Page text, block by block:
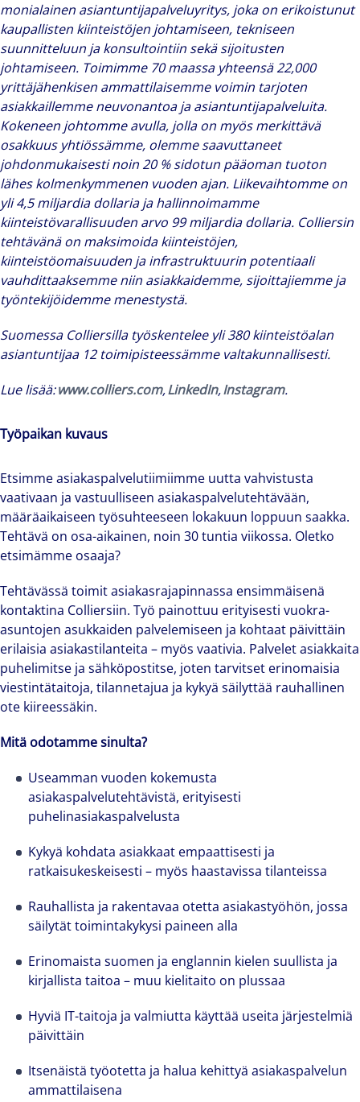
monialainen asiantuntijapalveluyritys, joka on erikoistunut
kaupallisten kiinteistöjen johtamiseen, tekniseen
suunnitteluun ja konsultointiin sekä sijoitusten
johtamiseen. Toimimme 70 maassa yhteensä 22,000
yrittäjähenkisen ammattilaisemme voimin tarjoten
asiakkaillemme neuvonantoa ja asiantuntijapalveluita.
Kokeneen johtomme avulla, jolla on myös merkittävä
osakkuus yhtiössämme, olemme saavuttaneet
johdonmukaisesti noin 20 % sidotun pääoman tuoton
lähes kolmenkymmenen vuoden ajan. Liikevaihtomme on
yli 4,5 miljardia dollaria ja hallinnoimamme
kiinteistövarallisuuden arvo 99 miljardia dollaria. Colliersin
tehtävänä on maksimoida kiinteistöjen,
kiinteistöomaisuuden ja infrastruktuurin potentiaali
vauhdittaaksemme niin asiakkaidemme, sijoittajiemme ja
työntekijöidemme menestystä.
Suomessa Colliersilla työskentelee yli 380 kiinteistöalan
asiantuntijaa 12 toimipisteessämme valtakunnallisesti.
Lue lisää:www.colliers.com,LinkedIn,Instagram.
Työpaikan kuvaus
Etsimme asiakaspalvelutiimiimme uutta vahvistusta
vaativaan ja vastuulliseen asiakaspalvelutehtävään,
määräaikaiseen työsuhteeseen lokakuun loppuun saakka.
Tehtävä on osa-aikainen, noin 30 tuntia viikossa. Oletko
etsimämme osaaja?
Tehtävässä toimit asiakasrajapinnassa ensimmäisenä
kontaktina Colliersiin. Työ painottuu erityisesti vuokra-
asuntojen asukkaiden palvelemiseen ja kohtaat päivittäin
erilaisia asiakastilanteita – myös vaativia. Palvelet asiakkaita
puhelimitse ja sähköpostitse, joten tarvitset erinomaisia
viestintätaitoja, tilannetajua ja kykyä säilyttää rauhallinen
ote kiireessäkin.
Mitä odotamme sinulta?
Useamman vuoden kokemusta
asiakaspalvelutehtävistä, erityisesti
puhelinasiakaspalvelusta
Kykyä kohdata asiakkaat empaattisesti ja
ratkaisukeskeisesti – myös haastavissa tilanteissa
Rauhallista ja rakentavaa otetta asiakastyöhön, jossa
säilytät toimintakykysi paineen alla
Erinomaista suomen ja englannin kielen suullista ja
kirjallista taitoa – muu kielitaito on plussaa
Hyviä IT-taitoja ja valmiutta käyttää useita järjestelmiä
päivittäin
Itsenäistä työotetta ja halua kehittyä asiakaspalvelun
ammattilaisena
The world is evolving and so are our clients'